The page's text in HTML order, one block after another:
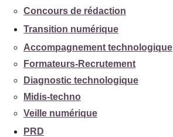
Concours de rédaction
Transition numérique
Accompagnement technologique
Formateurs-Recrutement
Diagnostic technologique
Midis-techno
Veille numérique
PRD